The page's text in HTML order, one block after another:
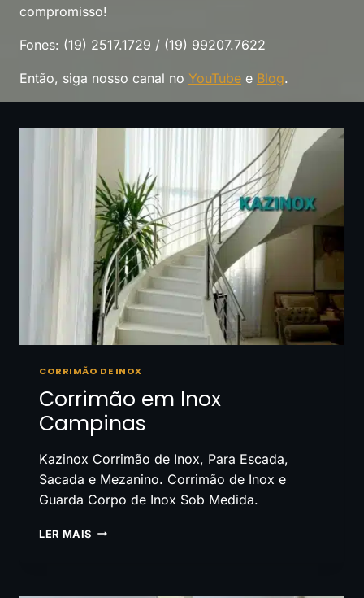
compromisso!
Fones: (19) 2517.1729 / (19) 99207.7622
Então, siga nosso canal no YouTube e Blog.
CORRIMÃO DE INOX
Corrimão em Inox
Campinas
Kazinox Corrimão de Inox, Para Escada,
Sacada e Mezanino. Corrimão de Inox e
Guarda Corpo de Inox Sob Medida.
LER MAIS CORRIMÃO